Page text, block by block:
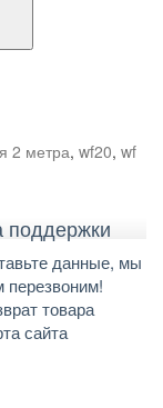
2 метра, wf20, wf
поддержки
данные, мы
перезвоним!
товара
сайта